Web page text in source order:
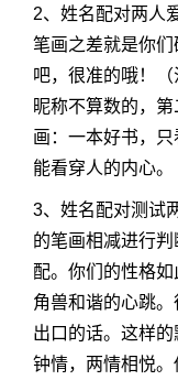
2、姓名配对两人
笔画之差就是你
吧，很准的哦！
昵称不算数的，
画：一本好书，
能看穿人的内心。
3、姓名配对测试
的笔画相减进行
配。你们的性格
角兽和谐的心跳
出口的话。这样
钟情，两情相悦。